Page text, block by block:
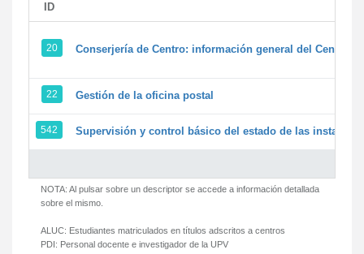
ID
20 Conserjería de Centro: información general del Centro y
22 Gestión de la oficina postal
542 Supervisión y control básico del estado de las
NOTA: Al pulsar sobre un descriptor se accede a información detallada
sobre el mismo.
ALUC: Estudiantes matriculados en títulos adscritos a centros
PDI: Personal docente e investigador de la UPV